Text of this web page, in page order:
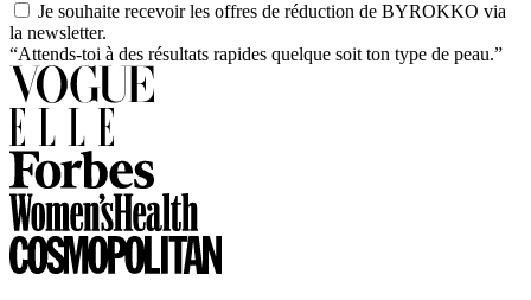
Je souhaite recevoir les offres de réduction de BYROKKO via
la newsletter.
“Attends-toi à des résultats rapides quelque soit ton type de peau.”